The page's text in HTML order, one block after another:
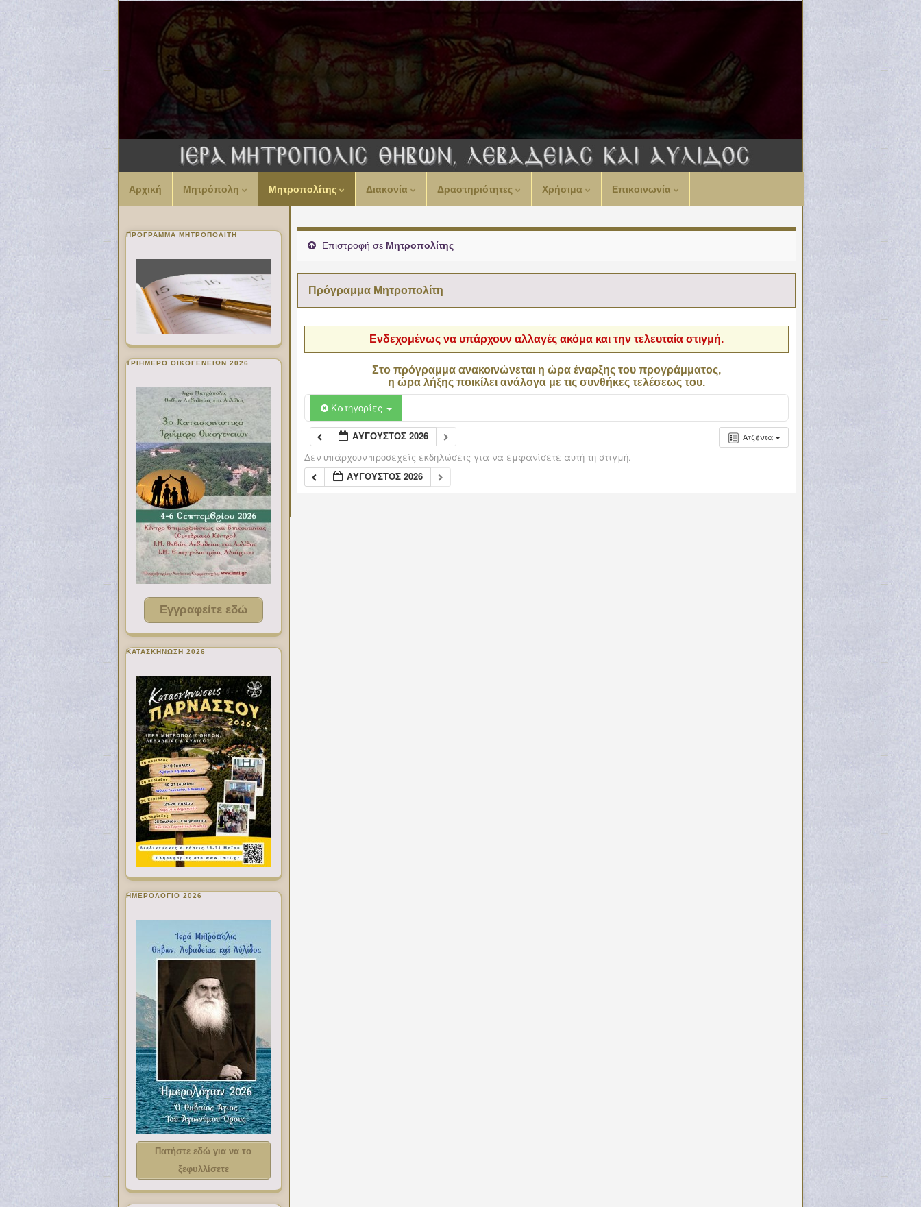
Αρχική Μητρόπολη Μητροπολίτης Διακονία Δραστηριότητες Χρήσιμα Επικοινωνία
Επιστροφή σε Μητροπολίτης
Πρόγραμμα Μητροπολίτη
Ενδεχομένως να υπάρχουν αλλαγές ακόμα και την τελευταία στιγμή.
Στο πρόγραμμα ανακοινώνεται η ώρα έναρξης του προγράμματος,
η ώρα λήξης ποικίλει ανάλογα με τις συνθήκες τελέσεως του.
Κατηγορίες
Ατζέντα
ΑΎΓΟΥΣΤΟΣ 2026
Δεν υπάρχουν προσεχείς εκδηλώσεις για να εμφανίσετε αυτή τη στιγμή.
ΑΎΓΟΥΣΤΟΣ 2026
ΠΡΌΓΡΑΜΜΑ ΜΗΤΡΟΠΟΛΊΤΗ
ΤΡΙΗΜΕΡΟ ΟΙΚΟΓΕΝΕΙΩΝ 2026
Εγγραφείτε εδώ
ΚΑΤΑΣΚΗΝΩΣΗ 2026
ΗΜΕΡΟΛΟΓΙΟ 2026
Πατήστε εδώ για να το
ξεφυλλίσετε